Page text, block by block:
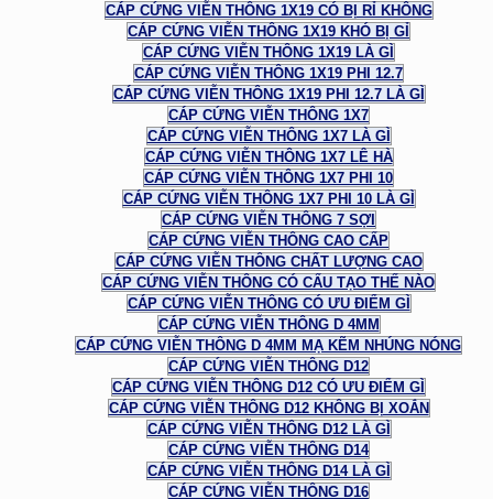
CÁP CỨNG VIỄN THÔNG 1X19 CÓ BỊ RỈ KHÔNG
CÁP CỨNG VIỄN THÔNG 1X19 KHÓ BỊ GỈ
CÁP CỨNG VIỄN THÔNG 1X19 LÀ GÌ
CÁP CỨNG VIỄN THÔNG 1X19 PHI 12.7
CÁP CỨNG VIỄN THÔNG 1X19 PHI 12.7 LÀ GÌ
CÁP CỨNG VIỄN THÔNG 1X7
CÁP CỨNG VIỄN THÔNG 1X7 LÀ GÌ
CÁP CỨNG VIỄN THÔNG 1X7 LÊ HÀ
CÁP CỨNG VIỄN THÔNG 1X7 PHI 10
CÁP CỨNG VIỄN THÔNG 1X7 PHI 10 LÀ GÌ
CÁP CỨNG VIỄN THÔNG 7 SỢI
CÁP CỨNG VIỄN THÔNG CAO CẤP
CÁP CỨNG VIỄN THÔNG CHẤT LƯỢNG CAO
CÁP CỨNG VIỄN THÔNG CÓ CẤU TẠO THẾ NÀO
CÁP CỨNG VIỄN THÔNG CÓ ƯU ĐIỂM GÌ
CÁP CỨNG VIỄN THÔNG D 4MM
CÁP CỨNG VIỄN THÔNG D 4MM MẠ KẼM NHÚNG NÓNG
CÁP CỨNG VIỄN THÔNG D12
CÁP CỨNG VIỄN THÔNG D12 CÓ ƯU ĐIỂM GÌ
CÁP CỨNG VIỄN THÔNG D12 KHÔNG BỊ XOẮN
CÁP CỨNG VIỄN THÔNG D12 LÀ GÌ
CÁP CỨNG VIỄN THÔNG D14
CÁP CỨNG VIỄN THÔNG D14 LÀ GÌ
CÁP CỨNG VIỄN THÔNG D16